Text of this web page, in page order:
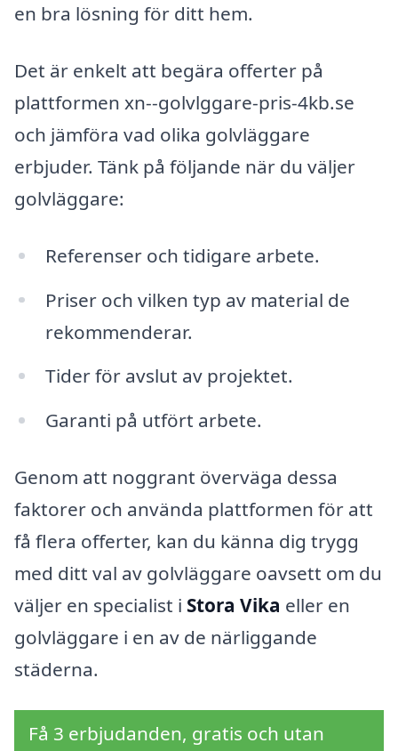
en bra lösning för ditt hem.
Det är enkelt att begära offerter på
plattformen xn--golvlggare-pris-4kb.se
och jämföra vad olika golvläggare
erbjuder. Tänk på följande när du väljer
golvläggare:
Referenser och tidigare arbete.
Priser och vilken typ av material de
rekommenderar.
Tider för avslut av projektet.
Garanti på utfört arbete.
Genom att noggrant överväga dessa
faktorer och använda plattformen för att
få flera offerter, kan du känna dig trygg
med ditt val av golvläggare oavsett om du
väljer en specialist i Stora Vika eller en
golvläggare i en av de närliggande
städerna.
Få 3 erbjudanden, gratis och utan